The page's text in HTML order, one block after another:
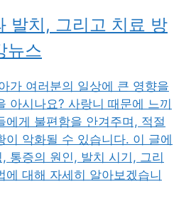
발치, 그리고 치료 방
뉴스
가 여러분의 일상에 큰 영향을
아시나요? 사랑니 때문에 느끼
에게 불편함을 안겨주며, 적절
이 악화될 수 있습니다. 이 글에
통증의 원인, 발치 시기, 그리
에 대해 자세히 알아보겠습니